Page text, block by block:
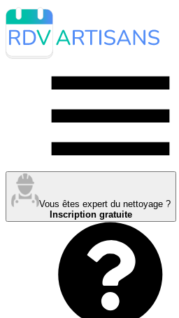
Vous êtes expert du nettoyage ?
Inscription gratuite